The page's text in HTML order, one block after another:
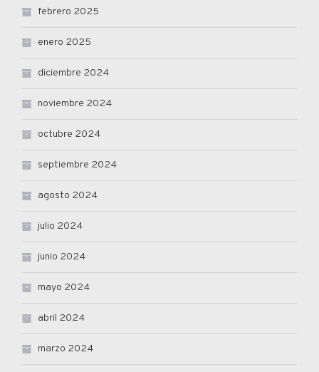
febrero 2025
enero 2025
diciembre 2024
noviembre 2024
octubre 2024
septiembre 2024
agosto 2024
julio 2024
junio 2024
mayo 2024
abril 2024
marzo 2024